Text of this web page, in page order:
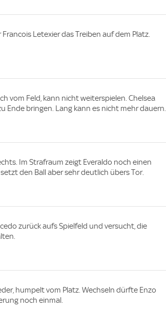
Letexier das Treiben auf dem Platz.
vom Feld, kann nicht weiterspielen. Chelsea
Ende bringen. Lang kann es nicht mehr dauern.
Im Strafraum zeigt Everaldo noch einen
den Ball aber sehr deutlich übers Tor.
zurück aufs Spielfeld und versucht, die
humpelt vom Platz. Wechseln dürfte Enzo
noch einmal.